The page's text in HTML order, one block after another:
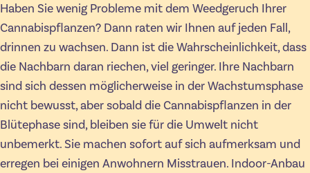
Haben Sie wenig Probleme mit dem Weedgeruch Ihrer
Cannabispflanzen? Dann raten wir Ihnen auf jeden Fall,
drinnen zu wachsen. Dann ist die Wahrscheinlichkeit, dass
die Nachbarn daran riechen, viel geringer. Ihre Nachbarn
sind sich dessen möglicherweise in der Wachstumsphase
nicht bewusst, aber sobald die Cannabispflanzen in der
Blütephase sind, bleiben sie für die Umwelt nicht
unbemerkt. Sie machen sofort auf sich aufmerksam und
erregen bei einigen Anwohnern Misstrauen. Indoor-Anbau